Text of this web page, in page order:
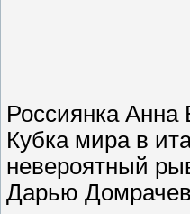
Россиянка Анна
Кубка мира в
невероятный
Дарью